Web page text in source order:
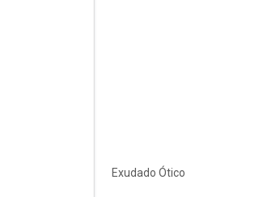
Exudado Ótico